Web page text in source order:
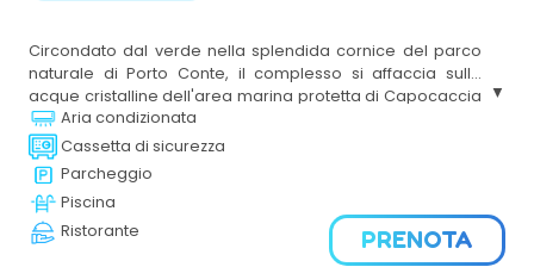
Circondato dal verde nella splendida cornice del parco
naturale di Porto Conte, il complesso si affaccia sulle
acque cristalline dell'area marina protetta di Capocaccia
e regala ogni giorno lo spettacolo unico di un panorama
senza eguali. Il Villaggio si compone di un corpo centrale
dove sono presenti tutti i servizi principali e di tre strutture
a forma di semicerchio in cui sono collocate le camere.
Dista 17 km dalla splendida Alghero, definita la "Città del
Corallo", racchiusa all'interno di una secolare cinta
muraria e che conserva intatti gli influssi della
Aria condizionata
Cassetta di sicurezza
Parcheggio
Piscina
Ristorante
PRENOTA